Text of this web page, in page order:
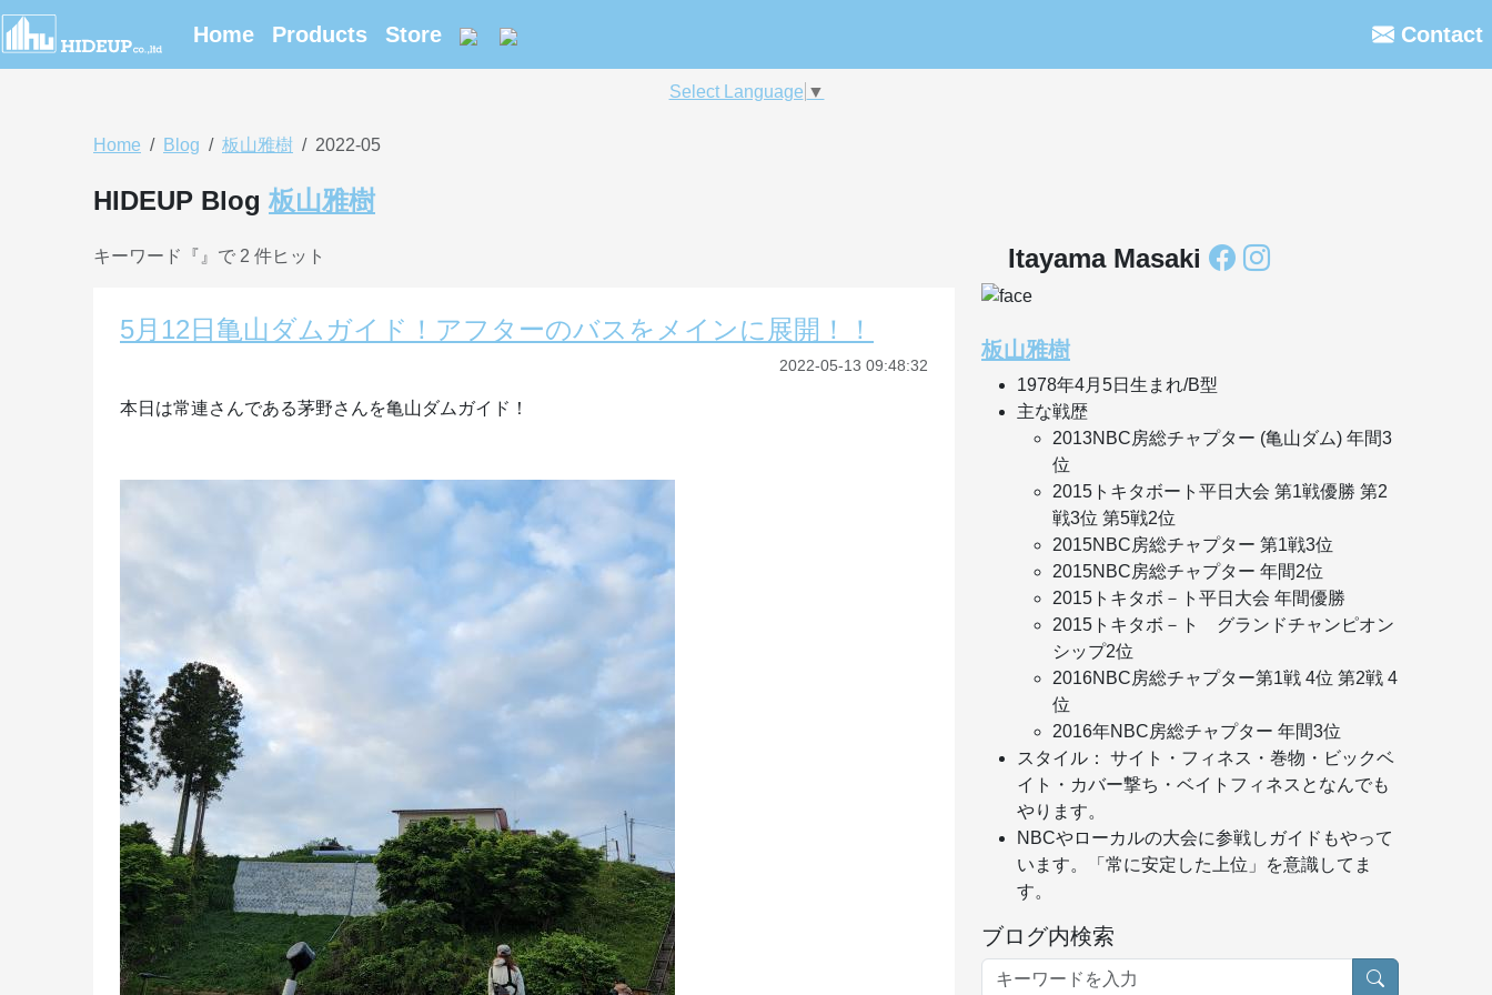
Home Products Store Contact
Select Language ▼
Home Blog 板山雅樹 2022-05
HIDEUP Blog 板山雅樹
キーワード『 』で 2 件ヒット
5月12日亀山ダムガイド！アフターのバスをメインに展開！！
2022-05-13 09:48:32
本日は常連さんである茅野さんを亀山ダムガイド！
Itayama Masaki
板山雅樹
1978年4月5日生まれ/B型
主な戦歴
2013NBC房総チャプター (亀山ダム) 年間3
位
2015トキタボート平日大会 第1戦優勝 第2
戦3位 第5戦2位
2015NBC房総チャプター 第1戦3位
2015NBC房総チャプター 年間2位
2015トキタボ－ト平日大会 年間優勝
2015トキタボ－ト グランドチャンピオン
シップ2位
2016NBC房総チャプター第1戦 4位 第2戦 4
位
2016年NBC房総チャプター 年間3位
スタイル： サイト・フィネス・巻物・ビックベ
イト・カバー撃ち・ベイトフィネスとなんでも
やります。
NBCやローカルの大会に参戦しガイドもやって
います。「常に安定した上位」を意識してま
す。
ブログ内検索